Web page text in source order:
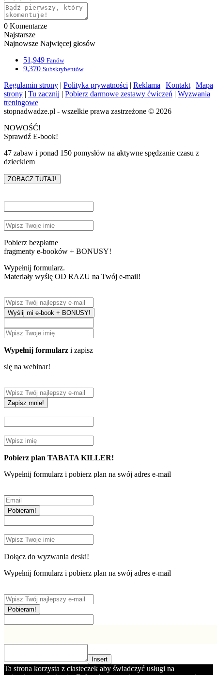
0 Komentarze
Najstarsze
Najnowsze Najwięcej głosów
51,949 Fanów
9,370 Subskrybentów
Regulamin strony | Polityka prywatności | Reklama | Kontakt | Mapa
strony | Tu zacznij | Pobierz darmowe zestawy ćwiczeń | Wyzwania
treningowe
stopnadwadze.pl - wszelkie prawa zastrzeżone © 2026
NOWOŚĆ!
Sprawdź E-book!
47 zabaw i ponad 150 pomysłów na aktywne spędzanie czasu z
dzieckiem
ZOBACZ TUTAJ!
Pobierz bezpłatne
fragmenty e-booków + BONUSY!
Wypełnij formularz.
Materiały wyślę OD RAZU na Twój e-mail!
Wyślij mi e-book + BONUSY!
Wypełnij formularz i zapisz
się na webinar!
Zapisz mnie!
Pobierz plan TABATA KILLER!
Wypełnij formularz i pobierz plan na swój adres e-mail
Pobieram!
Dołącz do wyzwania deski!
Wypełnij formularz i pobierz plan na swój adres e-mail
Pobieram!
Insert
Ta strona korzysta z ciasteczek aby świadczyć usługi na